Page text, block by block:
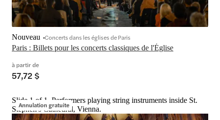
Paris : Billets pour les concerts classiques de l'Église
Nouveau Concerts dans les églises de Paris
à partir de
57,72 $
Annulation gratuite
Slide 1 of 1, Performers playing string instruments inside St.
Stephen's Cathedral, Vienna.